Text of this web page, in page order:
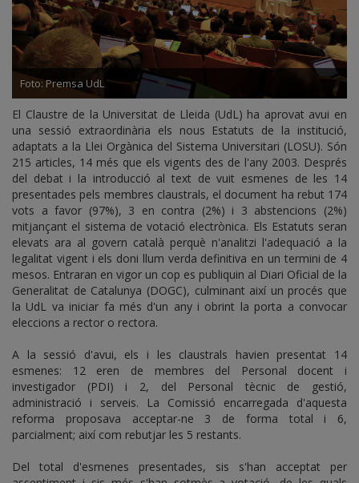
Foto: Premsa UdL
El Claustre de la Universitat de Lleida (UdL) ha aprovat avui en
una sessió extraordinària els nous Estatuts de la institució,
adaptats a la Llei Orgànica del Sistema Universitari (LOSU). Són
215 articles, 14 més que els vigents des de l'any 2003. Després
del debat i la introducció al text de vuit esmenes de les 14
presentades pels membres claustrals, el document ha rebut 174
vots a favor (97%), 3 en contra (2%) i 3 abstencions (2%)
mitjançant el sistema de votació electrònica. Els Estatuts seran
elevats ara al govern català perquè n'analitzi l'adequació a la
legalitat vigent i els doni llum verda definitiva en un termini de 4
mesos. Entraran en vigor un cop es publiquin al Diari Oficial de la
Generalitat de Catalunya (DOGC), culminant així un procés que
la UdL va iniciar fa més d'un any i obrint la porta a convocar
eleccions a rector o rectora.
A la sessió d'avui, els i les claustrals havien presentat 14
esmenes: 12 eren de membres del Personal docent i
investigador (PDI) i 2, del Personal tècnic de gestió,
administració i serveis. La Comissió encarregada d'aquesta
reforma proposava acceptar-ne 3 de forma total i 6,
parcialment; així com rebutjar les 5 restants.
Del total d'esmenes presentades, sis s'han acceptat per